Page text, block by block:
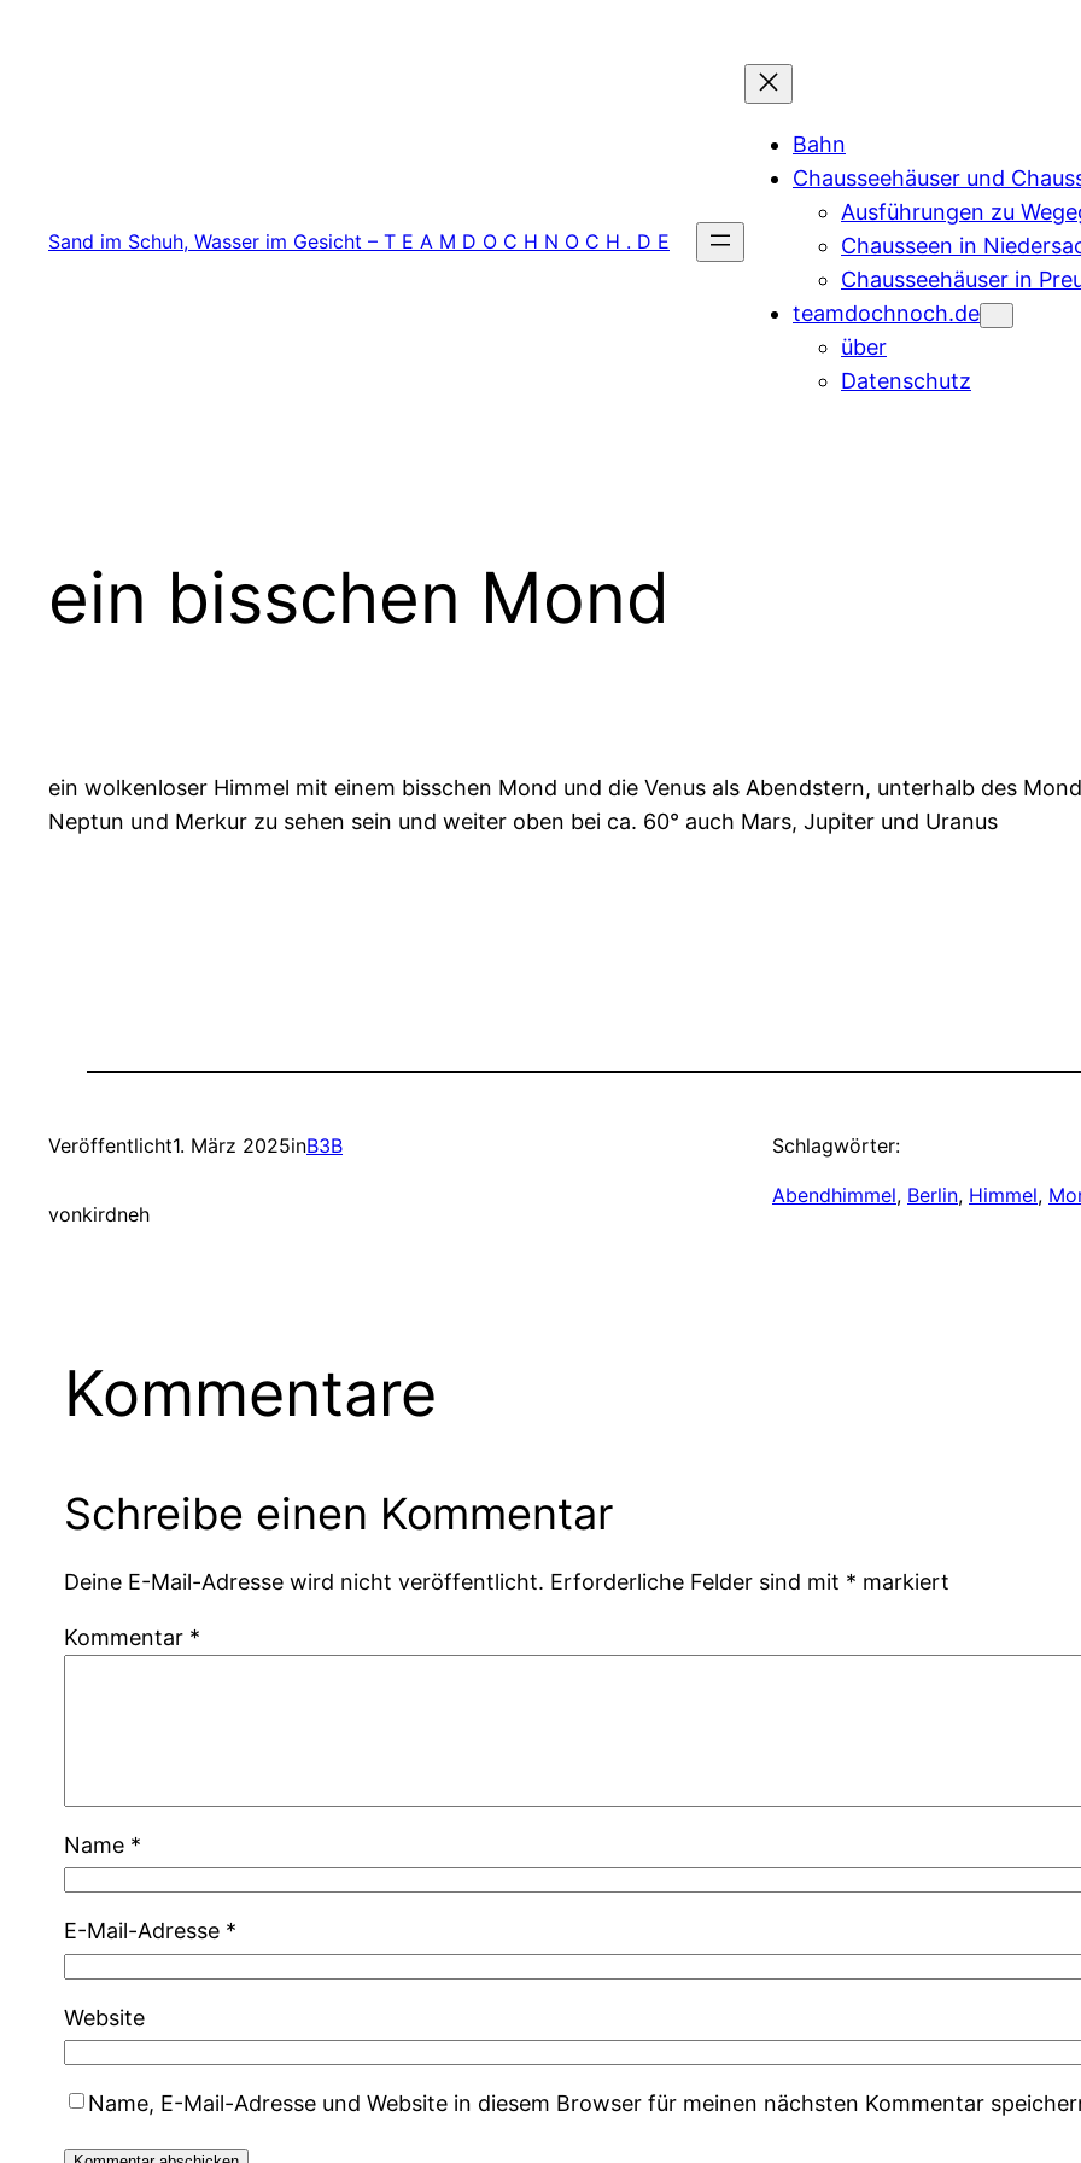
Sand im Schuh, Wasser im Gesicht – T E A M D O C H N O C H . D E
Bahn
Chausseehäuser und
Ausführungen zu
Chausseen in
Chausseehäuser in
teamdochnoch.de
über
Datenschutz
ein bisschen Mond
ein wolkenloser Himmel mit einem bisschen Mond und die Venus als Abendstern, unterhalb des
Neptun und Merkur zu sehen sein und weiter oben bei ca. 60° auch Mars, Jupiter und Uranus
Veröffentlicht1. März 2025inB3B
vonkirdneh
Schlagwörter:
Abendhimmel, Berlin, Himmel,
Kommentare
Schreibe einen Kommentar
Deine E-Mail-Adresse wird nicht veröffentlicht. Erforderliche Felder sind mit * markiert
Kommentar *
Name *
E-Mail-Adresse *
Website
Name, E-Mail-Adresse und Website in diesem Browser für meinen nächsten Kommentar